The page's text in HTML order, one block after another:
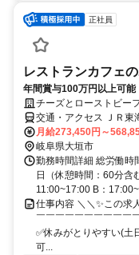
正社員
レストランカフェ
年間賞与100万円以上可
チーズとローストビー
交通・アクセス ＪＲ東
垣駅 徒歩1分
月給273,450円～
岐阜県大垣市
勤務時間詳細 総労働時
日（休憩時間：60分含
11:00~17:00 B：
仕事内容 ＼＼✨この求
￣￣￣￣￣￣￣￣￣￣
✅休みがとりやすい(土
可...